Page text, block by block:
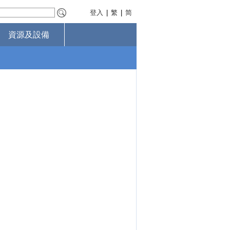
登入 繁 简
資源及設備